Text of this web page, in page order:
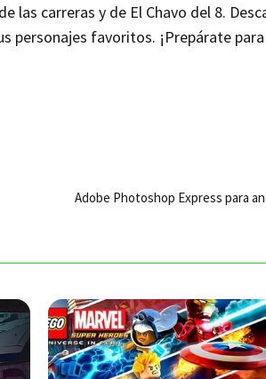
las carreras y de El Chavo del 8.
personajes favoritos. ¡Prepárate
Adobe Photoshop Express para